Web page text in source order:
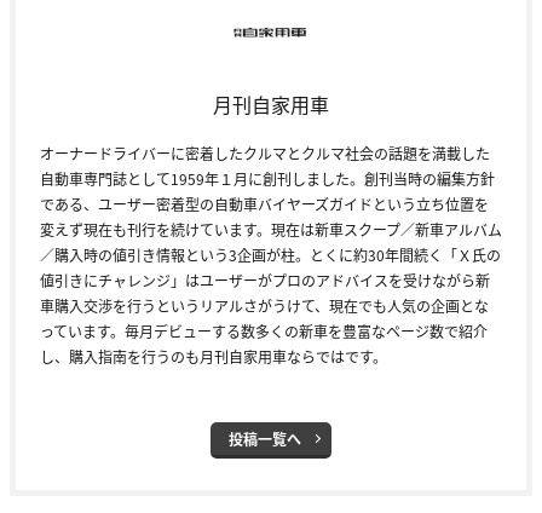
月刊自家用車
オーナードライバーに密着したクルマとクルマ社会の話題を満載した
自動車専門誌として1959年１月に創刊しました。創刊当時の編集方針
である、ユーザー密着型の自動車バイヤーズガイドという立ち位置を
変えず現在も刊行を続けています。現在は新車スクープ／新車アルバム
／購入時の値引き情報という3企画が柱。とくに約30年間続く「Ｘ氏の
値引きにチャレンジ」はユーザーがプロのアドバイスを受けながら新
車購入交渉を行うというリアルさがうけて、現在でも人気の企画とな
っています。毎月デビューする数多くの新車を豊富なページ数で紹介
し、購入指南を行うのも月刊自家用車ならではです。
投稿一覧へ